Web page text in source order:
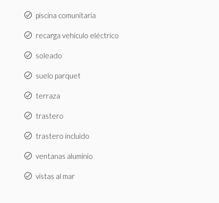
piscina comunitaria
recarga vehículo eléctrico
soleado
suelo parquet
terraza
trastero
trastero incluido
ventanas aluminio
vistas al mar